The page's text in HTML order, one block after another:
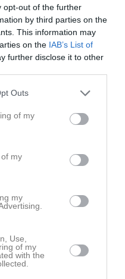
opt-out of the further
by third parties on the
This information may
on the IAB’s List of
further disclose it to other
Outs
of my
my
my
Use,
of my
with the
12 aug, 18:00
14 aug, 12:00
Kalenderöversikt